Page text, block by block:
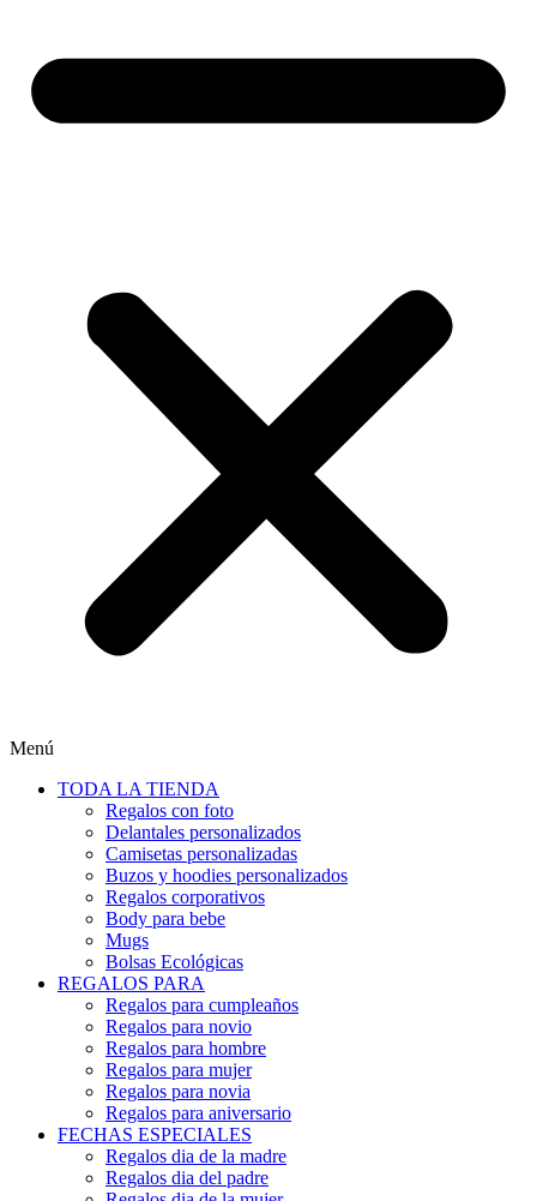
Menú
TODA LA TIENDA
Regalos con foto
Delantales personalizados
Camisetas personalizadas
Buzos y hoodies personalizados
Regalos corporativos
Body para bebe
Mugs
Bolsas Ecológicas
REGALOS PARA
Regalos para cumpleaños
Regalos para novio
Regalos para hombre
Regalos para mujer
Regalos para novia
Regalos para aniversario
FECHAS ESPECIALES
Regalos dia de la madre
Regalos dia del padre